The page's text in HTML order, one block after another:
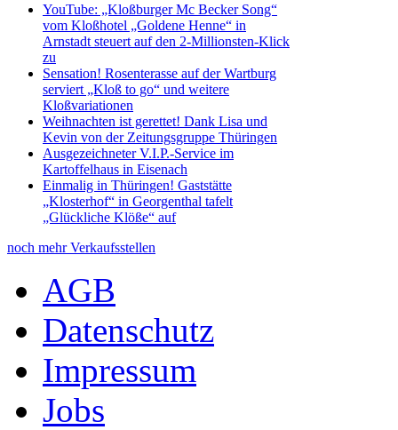
YouTube: „Kloßburger Mc Becker Song“
vom Kloßhotel „Goldene Henne“ in
Arnstadt steuert auf den 2-Millionsten-Klick
zu
Sensation! Rosenterasse auf der Wartburg
serviert „Kloß to go“ und weitere
Kloßvariationen
Weihnachten ist gerettet! Dank Lisa und
Kevin von der Zeitungsgruppe Thüringen
Ausgezeichneter V.I.P.-Service im
Kartoffelhaus in Eisenach
Einmalig in Thüringen! Gaststätte
„Klosterhof“ in Georgenthal tafelt
„Glückliche Klöße“ auf
noch mehr Verkaufsstellen
AGB
Datenschutz
Impressum
Jobs